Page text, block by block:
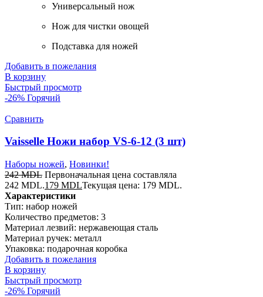
Универсальный нож
Нож для чистки овощей
Подставка для ножей
Добавить в пожелания
В корзину
Быстрый просмотр
-26% Горячий
Сравнить
Vaisselle Ножи набор VS-6-12 (3 шт)
Наборы ножей, Новинки!
242MDL Первоначальная цена составляла
242 MDL.179 MDLТекущая цена: 179 MDL.
Характеристики
Тип: набор ножей
Количество предметов: 3
Материал лезвий: нержавеющая сталь
Материал ручек: металл
Упаковка: подарочная коробка
Добавить в пожелания
В корзину
Быстрый просмотр
-26% Горячий